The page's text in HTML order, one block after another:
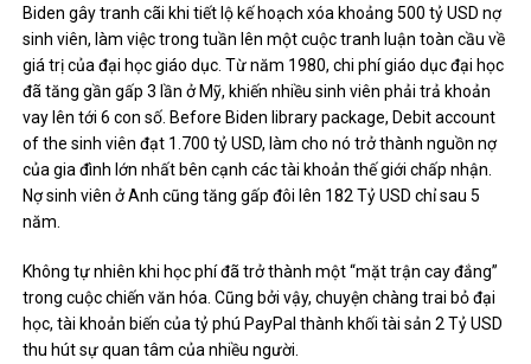
Biden gây tranh cãi khi tiết lộ kế hoạch xóa khoảng 500 tỷ USD nợ
sinh viên, làm việc trong tuần lên một cuộc tranh luận toàn cầu về
giá trị của đại học giáo dục. Từ năm 1980, chi phí giáo dục đại học
đã tăng gần gấp 3 lần ở Mỹ, khiến nhiều sinh viên phải trả khoản
vay lên tới 6 con số. Before Biden library package, Debit account
of the sinh viên đạt 1.700 tỷ USD, làm cho nó trở thành nguồn nợ
của gia đình lớn nhất bên cạnh các tài khoản thế giới chấp nhận.
Nợ sinh viên ở Anh cũng tăng gấp đôi lên 182 Tỷ USD chỉ sau 5
năm.
Không tự nhiên khi học phí đã trở thành một “mặt trận cay đắng”
trong cuộc chiến văn hóa. Cũng bởi vậy, chuyện chàng trai bỏ đại
học, tài khoản biến của tỷ phú PayPal thành khối tài sản 2 Tỷ USD
thu hút sự quan tâm của nhiều người.